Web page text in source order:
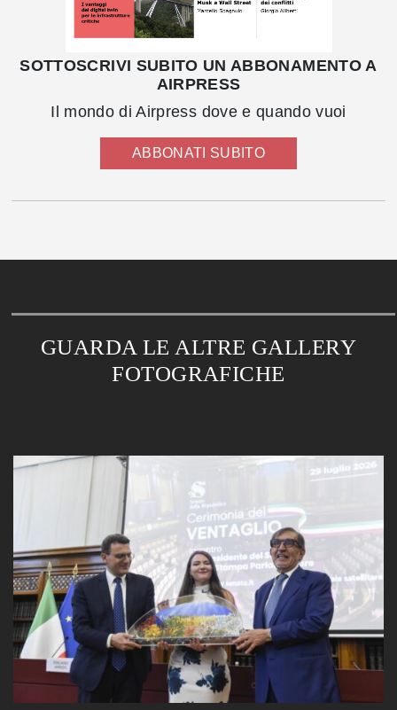
SOTTOSCRIVI SUBITO UN ABBONAMENTO A
AIRPRESS
Il mondo di Airpress dove e quando vuoi
ABBONATI SUBITO
GUARDA LE ALTRE GALLERY
FOTOGRAFICHE